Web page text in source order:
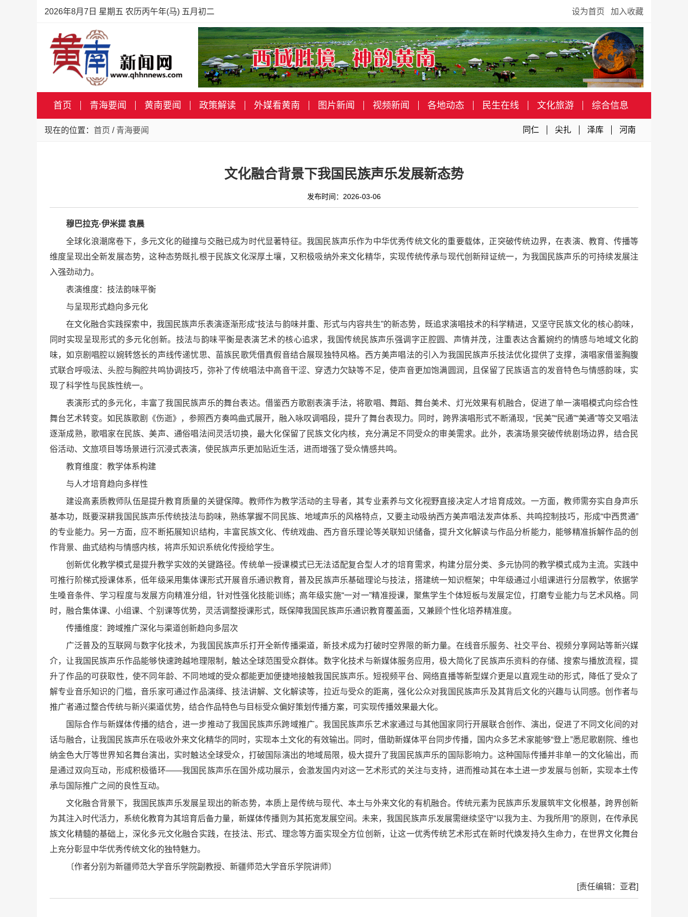
2026年8月7日 星期五 农历丙午年(马) 五月初二 设为首页 加入收藏
首页 青海要闻 黄南要闻 政策解读 外媒看黄南 图片新闻 视频新闻 各地动态 民生在线 文化旅游 综合信息
现在的位置： 首页 / 青海要闻 同仁 尖扎 泽库 河南
文化融合背景下我国民族声乐发展新态势
发布时间：2026-03-06
穆巴拉克·伊米提 袁晨
全球化浪潮席卷下，多元文化的碰撞与交融已成为时代显著特征。我国民族声乐作为中华优秀传统文化的重要载体，正突破传统边界，在表演、教育、传播等
维度呈现出全新发展态势，这种态势既扎根于民族文化深厚土壤，又积极吸纳外来文化精华，实现传统传承与现代创新辩证统一，为我国民族声乐的可持续发展注
入强劲动力。
表演维度：技法韵味平衡
与呈现形式趋向多元化
在文化融合实践探索中，我国民族声乐表演逐渐形成“技法与韵味并重、形式与内容共生”的新态势，既追求演唱技术的科学精进，又坚守民族文化的核心韵味，
同时实现呈现形式的多元化创新。技法与韵味平衡是表演艺术的核心追求，我国传统民族声乐强调字正腔圆、声情并茂，注重表达含蓄婉约的情感与地域文化韵
味，如京剧唱腔以婉转悠长的声线传递忧思、苗族民歌凭借真假音结合展现独特风格。西方美声唱法的引入为我国民族声乐技法优化提供了支撑，演唱家借鉴胸腹
式联合呼吸法、头腔与胸腔共鸣协调技巧，弥补了传统唱法中高音干涩、穿透力欠缺等不足，使声音更加饱满圆润，且保留了民族语言的发音特色与情感韵味，实
现了科学性与民族性统一。
表演形式的多元化，丰富了我国民族声乐的舞台表达。借鉴西方歌剧表演手法，将歌唱、舞蹈、舞台美术、灯光效果有机融合，促进了单一演唱模式向综合性
舞台艺术转变。如民族歌剧《伤逝》，参照西方奏鸣曲式展开，融入咏叹调唱段，提升了舞台表现力。同时，跨界演唱形式不断涌现，“民美”“民通”“美通”等交叉唱法
逐渐成熟，歌唱家在民族、美声、通俗唱法间灵活切换，最大化保留了民族文化内核，充分满足不同受众的审美需求。此外，表演场景突破传统剧场边界，结合民
俗活动、文旅项目等场景进行沉浸式表演，使民族声乐更加贴近生活，进而增强了受众情感共鸣。
教育维度：教学体系构建
与人才培育趋向多样性
建设高素质教师队伍是提升教育质量的关键保障。教师作为教学活动的主导者，其专业素养与文化视野直接决定人才培育成效。一方面，教师需夯实自身声乐
基本功，既要深耕我国民族声乐传统技法与韵味，熟练掌握不同民族、地域声乐的风格特点，又要主动吸纳西方美声唱法发声体系、共鸣控制技巧，形成“中西贯通”
的专业能力。另一方面，应不断拓展知识结构，丰富民族文化、传统戏曲、西方音乐理论等关联知识储备，提升文化解读与作品分析能力，能够精准拆解作品的创
作背景、曲式结构与情感内核，将声乐知识系统化传授给学生。
创新优化教学模式是提升教学实效的关键路径。传统单一授课模式已无法适配复合型人才的培育需求，构建分层分类、多元协同的教学模式成为主流。实践中
可推行阶梯式授课体系，低年级采用集体课形式开展音乐通识教育，普及民族声乐基础理论与技法，搭建统一知识框架；中年级通过小组课进行分层教学，依据学
生嗓音条件、学习程度与发展方向精准分组，针对性强化技能训练；高年级实施“一对一”精准授课，聚焦学生个体短板与发展定位，打磨专业能力与艺术风格。同
时，融合集体课、小组课、个别课等优势，灵活调整授课形式，既保障我国民族声乐通识教育覆盖面，又兼顾个性化培养精准度。
传播维度：跨域推广深化与渠道创新趋向多层次
广泛普及的互联网与数字化技术，为我国民族声乐打开全新传播渠道，新技术成为打破时空界限的新力量。在线音乐服务、社交平台、视频分享网站等新兴媒
介，让我国民族声乐作品能够快速跨越地理限制，触达全球范围受众群体。数字化技术与新媒体服务应用，极大简化了民族声乐资料的存储、搜索与播放流程，提
升了作品的可获取性，使不同年龄、不同地域的受众都能更加便捷地接触我国民族声乐。短视频平台、网络直播等新型媒介更是以直观生动的形式，降低了受众了
解专业音乐知识的门槛，音乐家可通过作品演绎、技法讲解、文化解读等，拉近与受众的距离，强化公众对我国民族声乐及其背后文化的兴趣与认同感。创作者与
推广者通过整合传统与新兴渠道优势，结合作品特色与目标受众偏好策划传播方案，可实现传播效果最大化。
国际合作与新媒体传播的结合，进一步推动了我国民族声乐跨域推广。我国民族声乐艺术家通过与其他国家同行开展联合创作、演出，促进了不同文化间的对
话与融合，让我国民族声乐在吸收外来文化精华的同时，实现本土文化的有效输出。同时，借助新媒体平台同步传播，国内众多艺术家能够“登上”悉尼歌剧院、维也
纳金色大厅等世界知名舞台演出，实时触达全球受众，打破国际演出的地域局限，极大提升了我国民族声乐的国际影响力。这种国际传播并非单一的文化输出，而
是通过双向互动，形成积极循环——我国民族声乐在国外成功展示，会激发国内对这一艺术形式的关注与支持，进而推动其在本土进一步发展与创新，实现本土传
承与国际推广之间的良性互动。
文化融合背景下，我国民族声乐发展呈现出的新态势，本质上是传统与现代、本土与外来文化的有机融合。传统元素为民族声乐发展筑牢文化根基，跨界创新
为其注入时代活力，系统化教育为其培育后备力量，新媒体传播则为其拓宽发展空间。未来，我国民族声乐发展需继续坚守“以我为主、为我所用”的原则，在传承民
族文化精髓的基础上，深化多元文化融合实践，在技法、形式、理念等方面实现全方位创新，让这一优秀传统艺术形式在新时代焕发持久生命力，在世界文化舞台
上充分彰显中华优秀传统文化的独特魅力。
〔作者分别为新疆师范大学音乐学院副教授、新疆师范大学音乐学院讲师〕
[责任编辑：亚君]